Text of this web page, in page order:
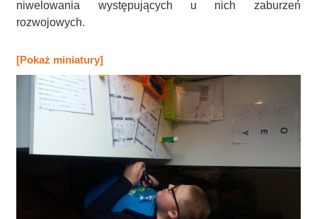
niwelowania występujących u nich zaburzeń
rozwojowych.
[Pokaż miniatury]